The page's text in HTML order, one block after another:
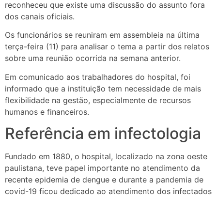
reconheceu que existe uma discussão do assunto fora
dos canais oficiais.
Os funcionários se reuniram em assembleia na última
terça-feira (11) para analisar o tema a partir dos relatos
sobre uma reunião ocorrida na semana anterior.
Em comunicado aos trabalhadores do hospital, foi
informado que a instituição tem necessidade de mais
flexibilidade na gestão, especialmente de recursos
humanos e financeiros.
Referência em infectologia
Fundado em 1880, o hospital, localizado na zona oeste
paulistana, teve papel importante no atendimento da
recente epidemia de dengue e durante a pandemia de
covid-19 ficou dedicado ao atendimento dos infectados